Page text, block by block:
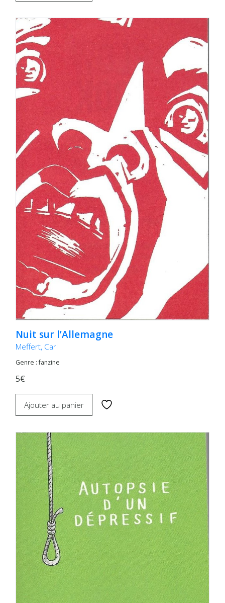
Nuit sur l’Allemagne
Meffert, Carl
Genre : fanzine
5€
Ajouter au panier